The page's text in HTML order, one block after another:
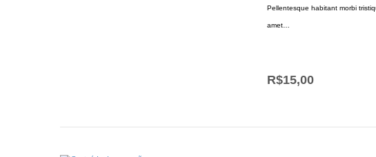
Pellentesque habitant morbi
amet…
R$15,00